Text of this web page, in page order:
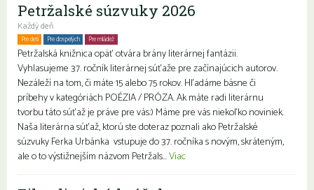
Petržalské súzvuky 2026
Každý deň
Pre deti Pre dospelých Pre mládež
Petržalská knižnica opäť otvára brány literárnej fantázii.
Vyhlasujeme 37. ročník literárnej súťaže pre začínajúcich autorov.
Nezáleží na tom, či máte 15 alebo 75 rokov. Hľadáme básne či
príbehy v kategóriách POÉZIA / PRÓZA. Ak máte radi literárnu
tvorbu táto súťaž je práve pre vás:) Máme pre vás niekoľko noviniek.
Naša literárna súťaž, ktorú ste doteraz poznali ako Petržalské
súzvuky Ferka Urbánka vstupuje do 37. ročníka s novým, skráteným,
ale o to výstižnejším názvom Petržals...Viac